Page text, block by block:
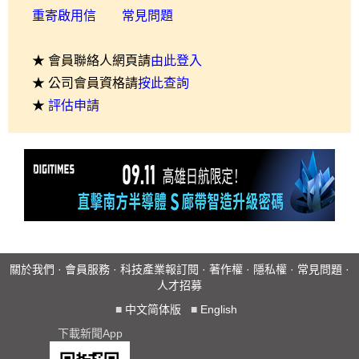
重寄啟用信 常見問題
★ 會員聯絡人網頁請由此登入
★ 公司會員資格請按此查詢
★ 評估申請
關於我們 · 會員服務 · 科技產業報訂閱 · 著作權 · 隱私權 · 常見問題 ·
人才招募
■ 中文简体版 ■ English
下載新聞App